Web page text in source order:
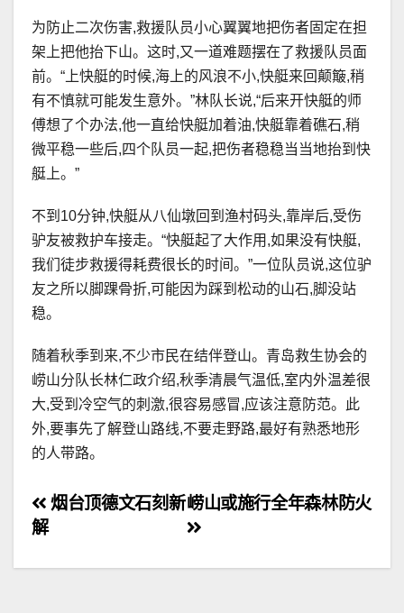
为防止二次伤害,救援队员小心翼翼地把伤者固定在担
架上把他抬下山。这时,又一道难题摆在了救援队员面
前。“上快艇的时候,海上的风浪不小,快艇来回颠簸,稍
有不慎就可能发生意外。”林队长说,“后来开快艇的师
傅想了个办法,他一直给快艇加着油,快艇靠着礁石,稍
微平稳一些后,四个队员一起,把伤者稳稳当当地抬到快
艇上。”
不到10分钟,快艇从八仙墩回到渔村码头,靠岸后,受伤
驴友被救护车接走。“快艇起了大作用,如果没有快艇,
我们徒步救援得耗费很长的时间。”一位队员说,这位驴
友之所以脚踝骨折,可能因为踩到松动的山石,脚没站
稳。
随着秋季到来,不少市民在结伴登山。青岛救生协会的
崂山分队长林仁政介绍,秋季清晨气温低,室内外温差很
大,受到冷空气的刺激,很容易感冒,应该注意防范。此
外,要事先了解登山路线,不要走野路,最好有熟悉地形
的人带路。
文
章
崂山或施行全年森林防火
烟台顶德文石刻新
解